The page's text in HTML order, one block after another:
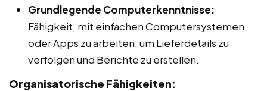
Grundlegende Computerkenntnisse:
Fähigkeit, mit einfachen Computersystemen
oder Apps zu arbeiten, um Lieferdetails zu
verfolgen und Berichte zu erstellen.
Organisatorische Fähigkeiten: